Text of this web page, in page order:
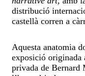
distribució
castellà corren a
Aquesta anatomia
exposició originada
privada de Bernard